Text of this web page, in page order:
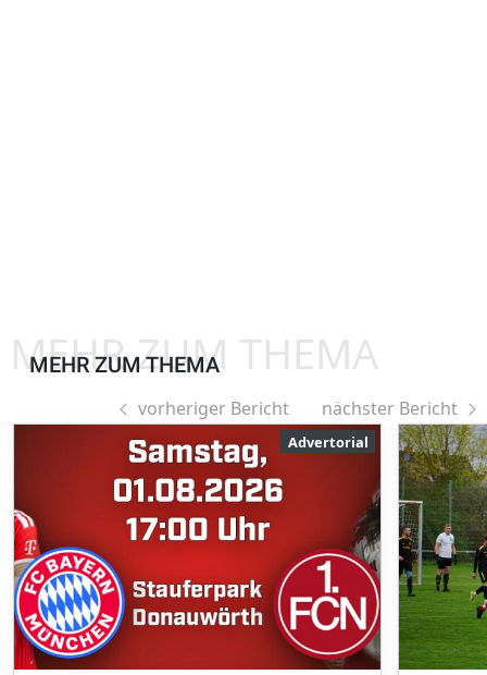
MEHR ZUM THEMA
MEHR ZUM THEMA
vorheriger Bericht nächster Bericht
Advertorial